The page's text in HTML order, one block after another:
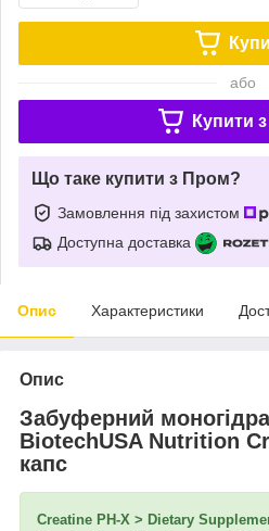
або
Купити з
Що таке купити з Пром?
Замовлення під захистом
Доступна доставка
Опис Характеристики
Опис
Забуферний
BiotechUSA Nutrition
капс
Creatine PH-X > Dietary